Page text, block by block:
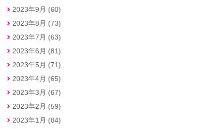
2023年9月 (60)
2023年8月 (73)
2023年7月 (63)
2023年6月 (81)
2023年5月 (71)
2023年4月 (65)
2023年3月 (67)
2023年2月 (59)
2023年1月 (84)